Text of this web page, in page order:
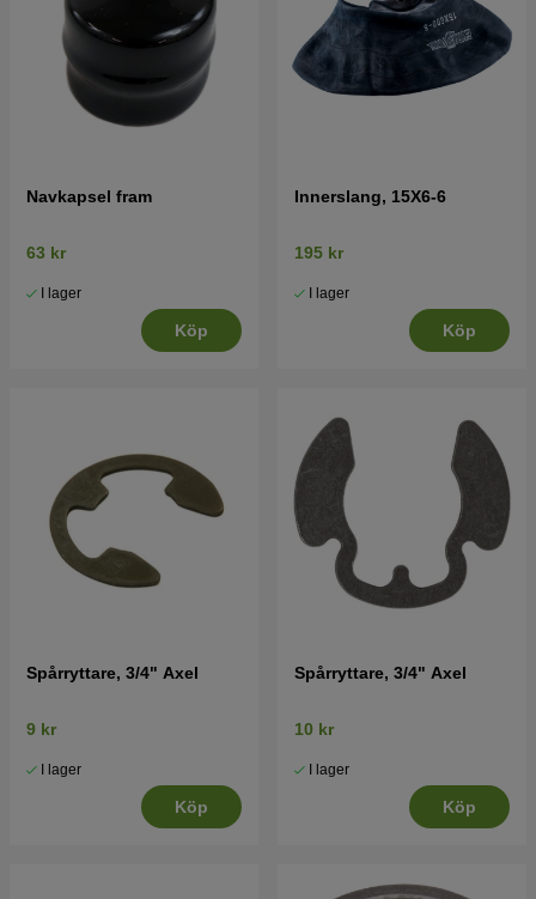
Tryck här för sprängskiss och reservdelslista till
Husqvarna CTH151 XP 2005-04
Tryck här för sprängskiss och reservdelslista till
Husqvarna CTH151 XP 2005-05
Navkapsel fram
63 kr
I lager
Köp
Innerslang, 15X6-6
195 kr
I lager
Köp
Spårryttare, 3/4" Axel
9 kr
I lager
Köp
Spårryttare, 3/4" Axel
10 kr
I lager
Köp